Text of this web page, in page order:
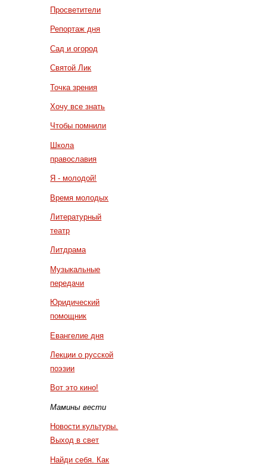
Просветители
Репортаж дня
Сад и огород
Святой Лик
Точка зрения
Хочу все знать
Чтобы помнили
Школа
православия
Я - молодой!
Время молодых
Литературный
театр
Литдрама
Музыкальные
передачи
Юридический
помощник
Евангелие дня
Лекции о русской
поэзии
Вот это кино!
Мамины вести
Новости культуры.
Выход в свет
Найди себя. Как